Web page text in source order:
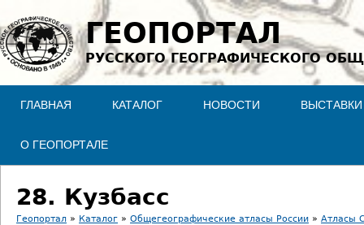
Jump to navigation
ГЕОПОРТАЛ
РУССКОГО ГЕОГРАФИЧЕСКОГО
ГЛАВНАЯ КАТАЛОГ НОВОСТИ ВЫСТАВКИ
О ГЕОПОРТАЛЕ
28. Кузбасс
Геопортал » Каталог » Общегеографические атласы России » Атласы